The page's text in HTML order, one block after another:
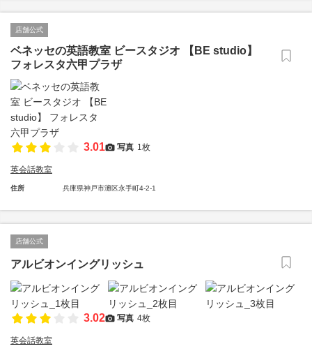
店舗公式
ベネッセの英語教室 ビースタジオ 【BE studio】
フォレスタ六甲プラザ
3.01 写真 1枚
英会話教室
住所 兵庫県神戸市灘区永手町4-2-1
店舗公式
アルビオンイングリッシュ
3.02 写真 4枚
英会話教室